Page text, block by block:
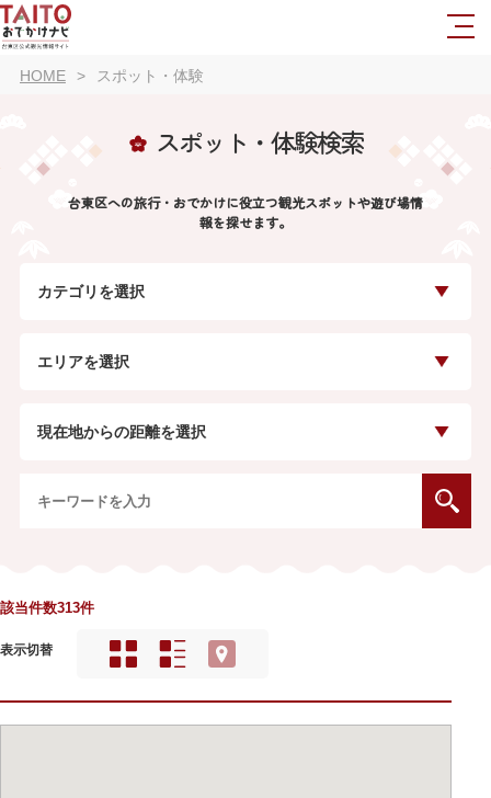
HOME スポット・体験
スポット・体験検索
台東区への旅行・おでかけに役立つ観光スポットや遊び場情
報を探せます。
カテゴリを選択
エリアを選択
現在地からの距離を選択
該当件数313件
表示切替